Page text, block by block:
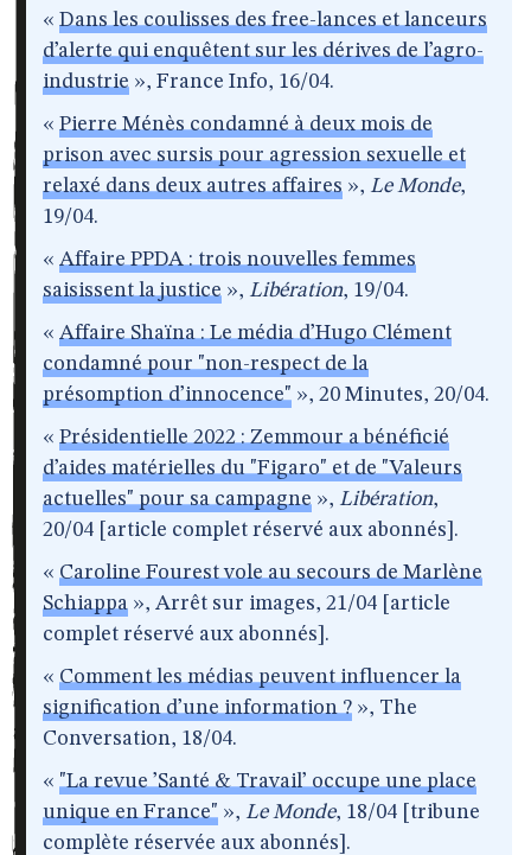
« Dans les coulisses des free-lances et lanceurs
d’alerte qui enquêtent sur les dérives de l’agro-
industrie », France Info, 16/04.
« Pierre Ménès condamné à deux mois de
prison avec sursis pour agression sexuelle et
relaxé dans deux autres affaires », Le Monde,
19/04.
« Affaire PPDA : trois nouvelles femmes
saisissent la justice », Libération, 19/04.
« Affaire Shaïna : Le média d’Hugo Clément
condamné pour "non-respect de la
présomption d’innocence" », 20 Minutes, 20/04.
« Présidentielle 2022 : Zemmour a bénéficié
d’aides matérielles du "Figaro" et de "Valeurs
actuelles" pour sa campagne », Libération,
20/04 [article complet réservé aux abonnés].
« Caroline Fourest vole au secours de Marlène
Schiappa », Arrêt sur images, 21/04 [article
complet réservé aux abonnés].
« Comment les médias peuvent influencer la
signification d’une information ? », The
Conversation, 18/04.
« "La revue ’Santé & Travail’ occupe une place
unique en France" », Le Monde, 18/04 [tribune
complète réservée aux abonnés].